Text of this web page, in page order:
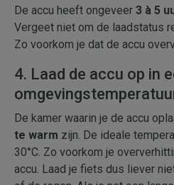
De accu heeft ongeveer 3 à 5
Vergeet niet om de laadstatus
Zo voorkom je dat de accu
4. Laad de accu op in
De kamer waarin je de accu
te warm zijn. De ideale
30°C. Zo voorkom je
accu. Laad je fiets dus liever